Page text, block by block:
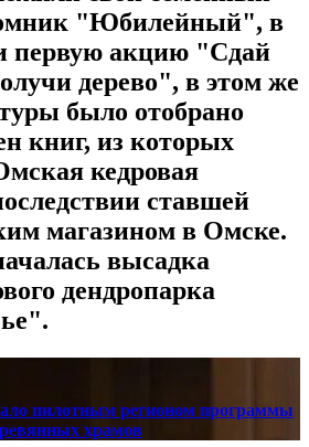
"Юбилейный", в
первую акцию "Сдай
дерево", в этом же
было отобрано
книг, из которых
кедровая
ставшей
магазином в Омске.
высадка
дендропарка
пилотным регионом программы
храмов